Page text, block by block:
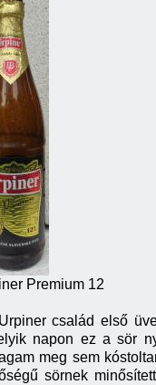
Premium 12
család első
napon ez a sör
meg sem
sörnek